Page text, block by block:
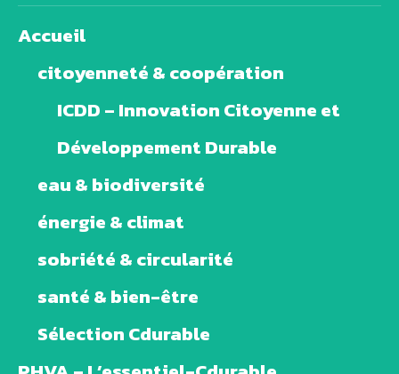
Accueil
citoyenneté & coopération
ICDD – Innovation Citoyenne et
Développement Durable
eau & biodiversité
énergie & climat
sobriété & circularité
santé & bien-être
Sélection Cdurable